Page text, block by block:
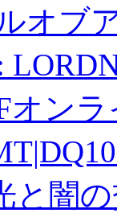
オブ
オン
と闇